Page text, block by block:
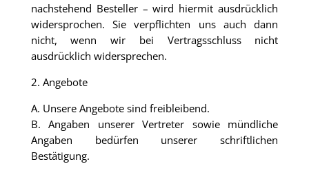
nachstehend Besteller – wird hiermit ausdrücklich
widersprochen. Sie verpflichten uns auch dann
nicht, wenn wir bei Vertragsschluss nicht
ausdrücklich widersprechen.
2. Angebote
A. Unsere Angebote sind freibleibend.
B. Angaben unserer Vertreter sowie mündliche
Angaben bedürfen unserer schriftlichen
Bestätigung.